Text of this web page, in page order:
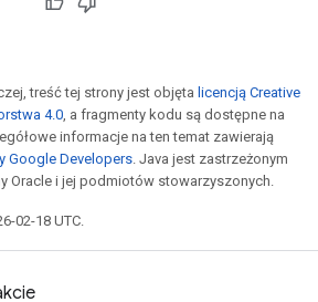
treść tej strony jest objęta licencją Creative
4.0, a fragmenty kodu są dostępne na
informacje na ten temat zawierają
Google Developers. Java jest zastrzeżonym
Oracle i jej podmiotów stowarzyszonych.
02-18 UTC.